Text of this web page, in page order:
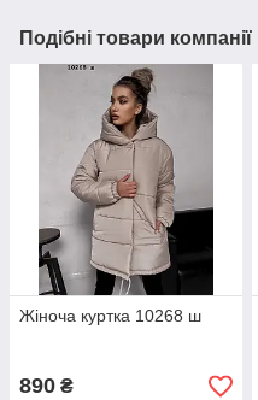
Подібні товари компанії
Жіноча куртка 10268 ш
890 ₴